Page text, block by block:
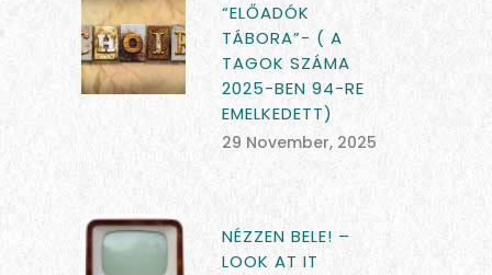
“ELŐADÓK
TÁBORA”- ( A
TAGOK SZÁMA
2025-BEN 94-RE
EMELKEDETT)
29 November, 2025
NÉZZEN BELE! –
LOOK AT IT